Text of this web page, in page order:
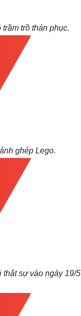
trồ thán phục.
ghép Lego.
sự vào ngày 19/5